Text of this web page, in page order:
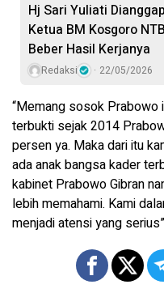
Hj Sari Yuliati
Ketua BM Kosgoro
Beber Hasil Kerjanya
Redaksi 22/05/2026
“Memang sosok Prabowo
terbukti sejak 2014
persen ya. Maka dari itu
ada anak bangsa kader
kabinet Prabowo Gibran
lebih memahami. Kami
menjadi atensi yang